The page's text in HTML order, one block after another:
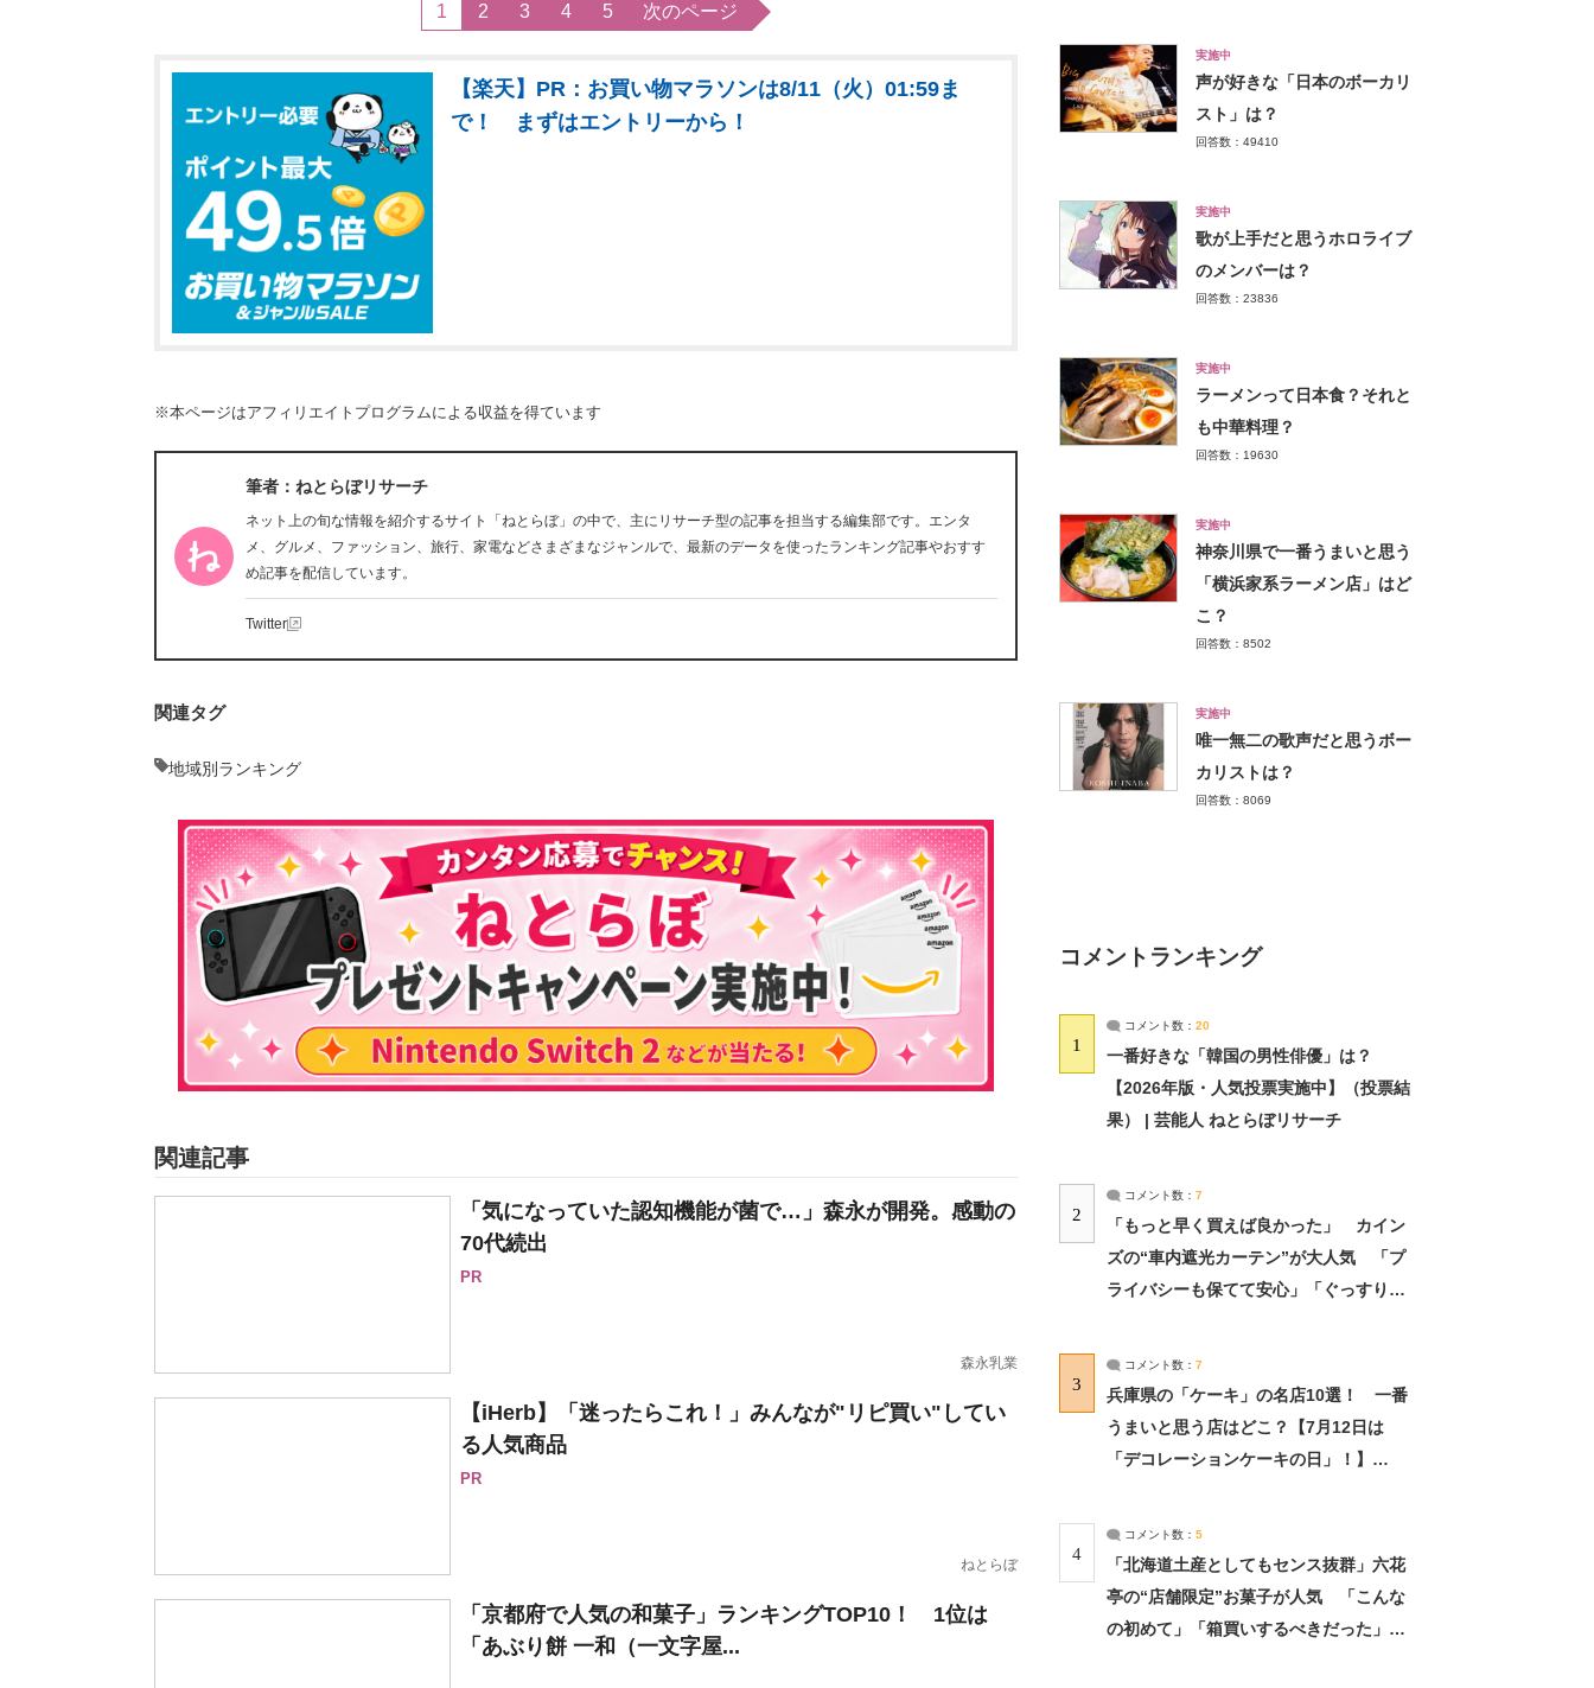
1 2 3 4 5 次のページ
【楽天】PR：お買い物マラソンは8/11（火）01:59ま
で！ まずはエントリーから！
※本ページはアフィリエイトプログラムによる収益を得ています
筆者：ねとらぼリサーチ
ネット上の旬な情報を紹介するサイト「ねとらぼ」の中で、主にリサーチ型の記事を担当する編集部です。エンタ
メ、グルメ、ファッション、旅行、家電などさまざまなジャンルで、最新のデータを使ったランキング記事やおすす
め記事を配信しています。
Twitter
関連タグ
地域別ランキング
関連記事
「気になっていた認知機能が菌で…」森永が開発。感動の
70代続出
PR
森永乳業
【iHerb】「迷ったらこれ！」みんなが"リピ買い"してい
る人気商品
PR
ねとらぼ
「京都府で人気の和菓子」ランキングTOP10！ 1位は
「あぶり餅 一和（一文字屋...
実施中
声が好きな「日本のボーカリ
スト」は？
回答数：49410
実施中
歌が上手だと思うホロライブ
のメンバーは？
回答数：23836
実施中
ラーメンって日本食？それと
も中華料理？
回答数：19630
実施中
神奈川県で一番うまいと思う
「横浜家系ラーメン店」はど
こ？
回答数：8502
実施中
唯一無二の歌声だと思うボー
カリストは？
回答数：8069
コメントランキング
1
コメント数： 20
一番好きな「韓国の男性俳優」は？
【2026年版・人気投票実施中】（投票結
果） | 芸能人 ねとらぼリサーチ
2
コメント数： 7
「もっと早く買えば良かった」 カイン
ズの“車内遮光カーテン”が大人気 「プ
ライバシーも保てて安心」「ぐっすり眠
3
コメント数： 7
兵庫県の「ケーキ」の名店10選！ 一番
うまいと思う店はどこ？【7月12日は
「デコレーションケーキの日」！】
4
コメント数： 5
「北海道土産としてもセンス抜群」六花
亭の“店舗限定”お菓子が人気 「こんな
の初めて」「箱買いするべきだった」